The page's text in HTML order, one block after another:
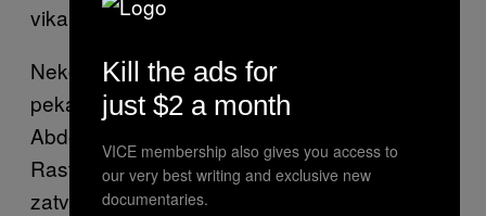
vikali su.
Nekoliko ulica dalje, u Vier-windenstraat
pekar Omar je gledao ka kući gde je
Abdeslam uhapšen ranije ove nedelje.
Rastužila ga je vest o napadima i želeo je da
zatvori svoju radnju za taj dan. Rekao je da
Kill the ads for
just $2 a month
VICE membership also gives you access to
our very best writing and exclusive new
documentaries.